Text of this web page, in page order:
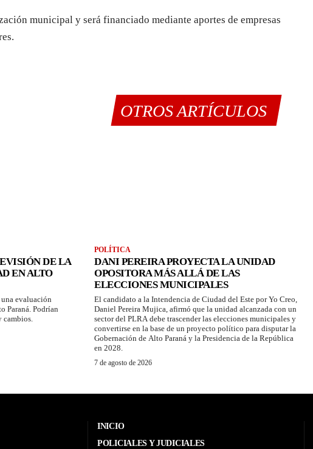
municipal y será financiado mediante aportes de empresas
OTROS ARTÍCULOS
DE LA
EN ALTO
evaluación
Paraná. Podrían
cambios.
POLÍTICA
DANI PEREIRA PROYECTA LA UNIDAD
OPOSITORA MÁS ALLÁ DE LAS
ELECCIONES MUNICIPALES
El candidato a la Intendencia de Ciudad del Este por Yo Creo,
Daniel Pereira Mujica, afirmó que la unidad alcanzada con un
sector del PLRA debe trascender las elecciones municipales y
convertirse en la base de un proyecto político para disputar la
Gobernación de Alto Paraná y la Presidencia de la República
en 2028.
7 de agosto de 2026
INICIO
POLICIALES Y JUDICIALES